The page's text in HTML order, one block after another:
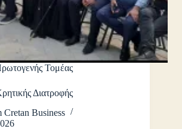
Τομέας
Διατροφής
Cretan Business